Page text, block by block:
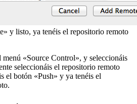
y listo, ya tenéis el repositorio remoto
menú «Source Control», y seleccionáis
seleccionáis el repositorio remoto
el botón «Push» y ya tenéis el